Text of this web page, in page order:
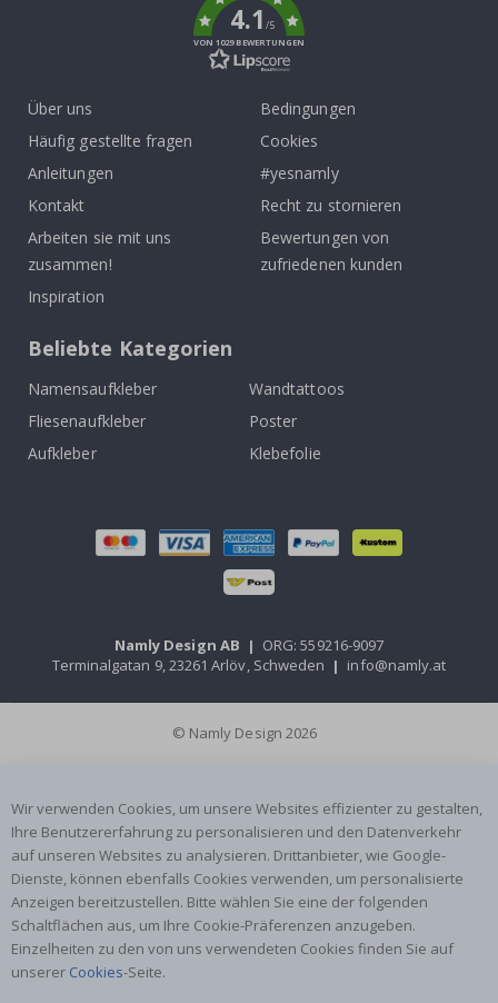
4.1/5
VON 1029 BEWERTUNGEN
Über uns
Häufig gestellte fragen
Anleitungen
Kontakt
Arbeiten sie mit uns
zusammen!
Inspiration
Bedingungen
Cookies
#yesnamly
Recht zu stornieren
Bewertungen von
zufriedenen kunden
Beliebte Kategorien
Namensaufkleber
Wandtattoos
Fliesenaufkleber
Poster
Aufkleber
Klebefolie
Namly Design AB | ORG: 559216-9097
Terminalgatan 9, 23261 Arlöv, Schweden | info@namly.at
© Namly Design 2026
Wir verwenden Cookies, um unsere Websites effizienter zu gestalten,
Ihre Benutzererfahrung zu personalisieren und den Datenverkehr
auf unseren Websites zu analysieren. Drittanbieter, wie Google-
Dienste, können ebenfalls Cookies verwenden, um personalisierte
Anzeigen bereitzustellen. Bitte wählen Sie eine der folgenden
Schaltflächen aus, um Ihre Cookie-Präferenzen anzugeben.
Einzelheiten zu den von uns verwendeten Cookies finden Sie auf
unserer Cookies-Seite.